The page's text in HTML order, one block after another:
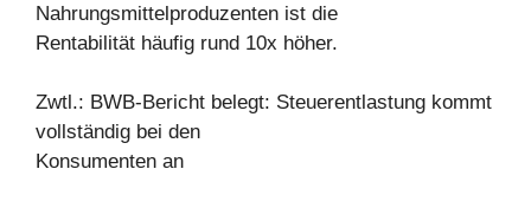
Nahrungsmittelproduzenten ist die
Rentabilität häufig rund 10x höher.
Zwtl.: BWB-Bericht belegt: Steuerentlastung kommt
vollständig bei den
Konsumenten an